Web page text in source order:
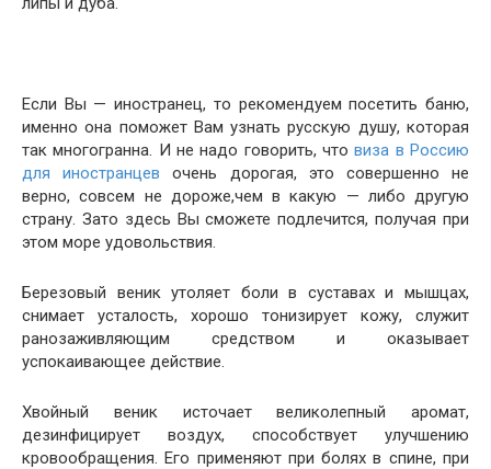
Если Вы — иностранец, то рекомендуем посетить баню,
именно она поможет Вам узнать русскую душу, которая
так многогранна. И не надо говорить, чтовиза в Россию
для иностранцев очень дорогая, это совершенно не
верно, совсем не дороже,чем в какую — либо другую
страну. Зато здесь Вы сможете подлечится, получая при
этом море удовольствия.
Березовый веник утоляет боли в суставах и мышцах,
снимает усталость, хорошо тонизирует кожу, служит
ранозаживляющим средством и оказывает
успокаивающее действие.
Хвойный веник источает великолепный аромат,
дезинфицирует воздух, способствует улучшению
кровообращения. Его применяют при болях в спине, при